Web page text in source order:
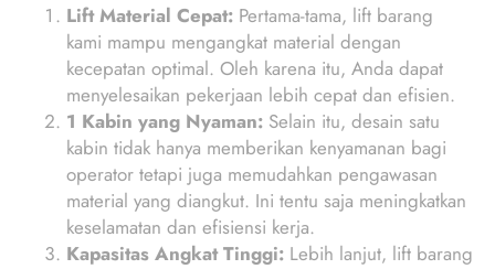
Lift Material Cepat: Pertama-tama, lift barang
kami mampu mengangkat material dengan
kecepatan optimal. Oleh karena itu, Anda dapat
menyelesaikan pekerjaan lebih cepat dan efisien.
1 Kabin yang Nyaman: Selain itu, desain satu
kabin tidak hanya memberikan kenyamanan bagi
operator tetapi juga memudahkan pengawasan
material yang diangkut. Ini tentu saja meningkatkan
keselamatan dan efisiensi kerja.
Kapasitas Angkat Tinggi: Lebih lanjut, lift barang